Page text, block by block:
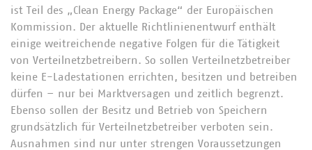
ist Teil des „Clean Energy Package“ der Europäischen
Kommission. Der aktuelle Richtlinienentwurf enthält
einige weitreichende negative Folgen für die Tätigkeit
von Verteilnetzbetreibern. So sollen Verteilnetzbetreiber
keine E-Ladestationen errichten, besitzen und betreiben
dürfen – nur bei Marktversagen und zeitlich begrenzt.
Ebenso sollen der Besitz und Betrieb von Speichern
grundsätzlich für Verteilnetzbetreiber verboten sein.
Ausnahmen sind nur unter strengen Voraussetzungen